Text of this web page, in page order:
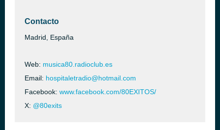
Contacto
Madrid, España
Web: musica80.radioclub.es
Email: hospitaletradio@hotmail.com
Facebook: www.facebook.com/80EXITOS/
X: @80exits